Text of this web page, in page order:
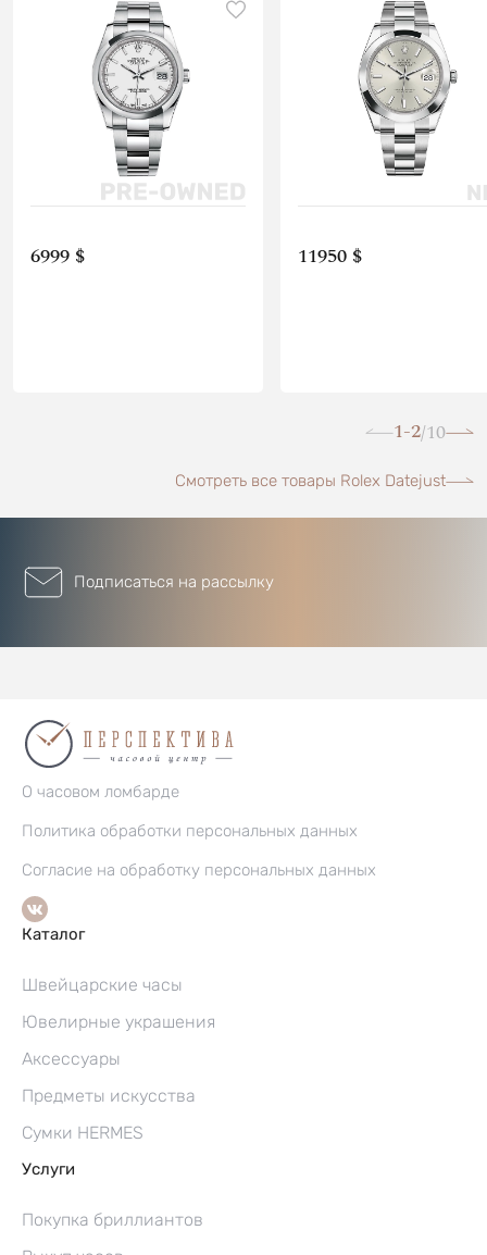
6999 $ 11950 $
1-2/10
Смотреть все товары Rolex Datejust
Подписаться на рассылку
О часовом ломбарде
Политика обработки персональных данных
Согласие на обработку персональных данных
Каталог
Швейцарские часы
Ювелирные украшения
Аксессуары
Предметы искусства
Сумки HERMES
Услуги
Покупка бриллиантов